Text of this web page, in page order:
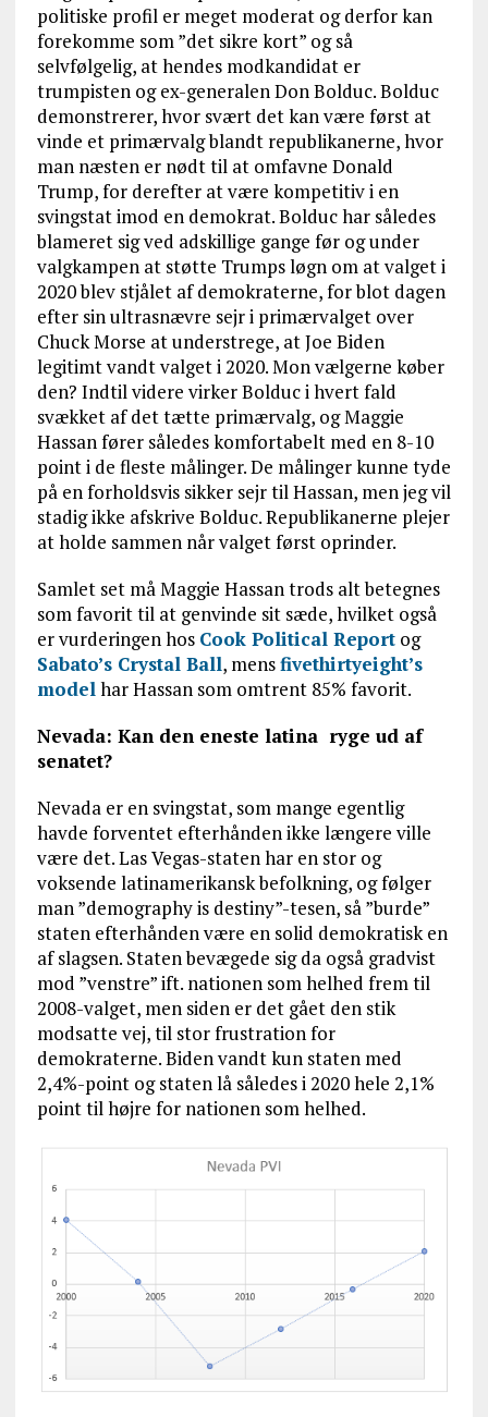
politiske profil er meget moderat og derfor kan
forekomme som ”det sikre kort” og så
selvfølgelig, at hendes modkandidat er
trumpisten og ex-generalen Don Bolduc. Bolduc
demonstrerer, hvor svært det kan være først at
vinde et primærvalg blandt republikanerne, hvor
man næsten er nødt til at omfavne Donald
Trump, for derefter at være kompetitiv i en
svingstat imod en demokrat. Bolduc har således
blameret sig ved adskillige gange før og under
valgkampen at støtte Trumps løgn om at valget i
2020 blev stjålet af demokraterne, for blot dagen
efter sin ultrasnævre sejr i primærvalget over
Chuck Morse at understrege, at Joe Biden
legitimt vandt valget i 2020. Mon vælgerne køber
den? Indtil videre virker Bolduc i hvert fald
svækket af det tætte primærvalg, og Maggie
Hassan fører således komfortabelt med en 8-10
point i de fleste målinger. De målinger kunne tyde
på en forholdsvis sikker sejr til Hassan, men jeg vil
stadig ikke afskrive Bolduc. Republikanerne plejer
at holde sammen når valget først oprinder.
Samlet set må Maggie Hassan trods alt betegnes
som favorit til at genvinde sit sæde, hvilket også
er vurderingen hos Cook Political Reportog
Sabato’s Crystal Ball, mensfivethirtyeight’s
modelhar Hassan som omtrent 85% favorit.
Nevada: Kan den eneste latina ryge ud af
senatet?
Nevada er en svingstat, som mange egentlig
havde forventet efterhånden ikke længere ville
være det. Las Vegas-staten har en stor og
voksende latinamerikansk befolkning, og følger
man ”demography is destiny”-tesen, så ”burde”
staten efterhånden være en solid demokratisk en
af slagsen. Staten bevægede sig da også gradvist
mod ”venstre” ift. nationen som helhed frem til
2008-valget, men siden er det gået den stik
modsatte vej, til stor frustration for
demokraterne. Biden vandt kun staten med
2,4%-point og staten lå således i 2020 hele 2,1%
point til højre for nationen som helhed.